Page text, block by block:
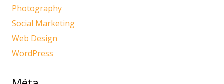
Photography
Social Marketing
Web Design
WordPress